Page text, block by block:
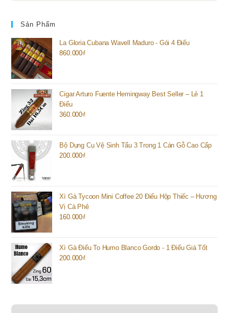
Sản Phẩm
La Gloria Cubana Wavell Maduro - Gói 4 Điếu
860.000₫
Cigar Arturo Fuente Hemingway Best Seller – Lẻ 1
Điếu
360.000₫
Bộ Dụng Cụ Vệ Sinh Tẩu 3 Trong 1 Cán Gỗ Cao Cấp
200.000₫
Xì Gà Tycoon Mini Coffee 20 Điếu Hộp Thiếc – Hương
Vị Cà Phê
160.000₫
Xì Gà Điếu To Humo Blanco Gordo - 1 Điếu Giá Tốt
200.000₫